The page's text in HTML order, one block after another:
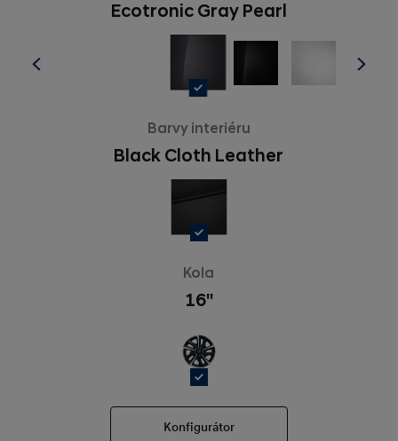
Ecotronic Gray Pearl
Barvy interiéru
Black Cloth Leather
Kola
16''
Konfigurátor